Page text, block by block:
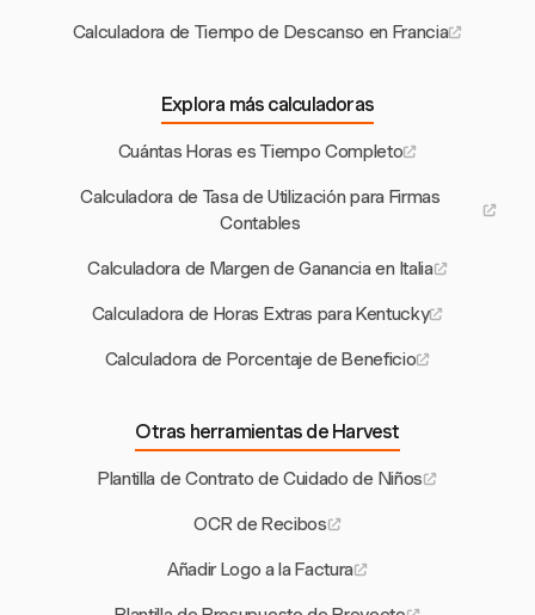
Calculadora de Tiempo de Descanso en Francia
Explora más calculadoras
Cuántas Horas es Tiempo Completo
Calculadora de Tasa de Utilización para Firmas
Contables
Calculadora de Margen de Ganancia en Italia
Calculadora de Horas Extras para Kentucky
Calculadora de Porcentaje de Beneficio
Otras herramientas de Harvest
Plantilla de Contrato de Cuidado de Niños
OCR de Recibos
Añadir Logo a la Factura